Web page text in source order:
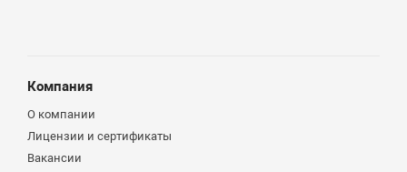
Компания
О компании
Лицензии и сертификаты
Вакансии